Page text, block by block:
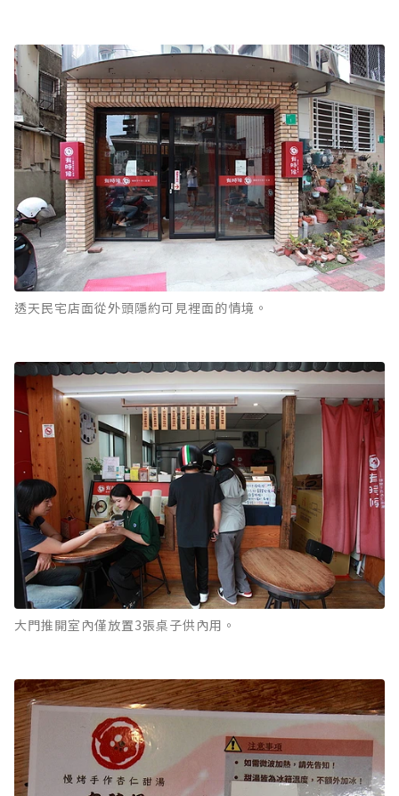
透天民宅店面從外頭隱約可見裡面的情境。
大門推開室內僅放置3張桌子供內用。